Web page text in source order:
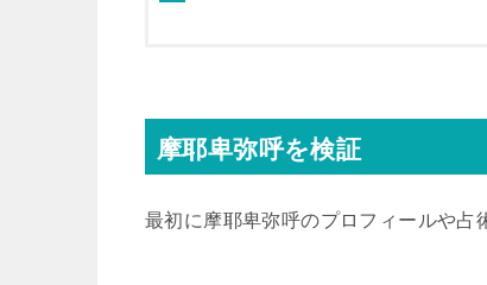
摩耶卑弥呼を検証
最初に摩耶卑弥呼のプロフィールや占